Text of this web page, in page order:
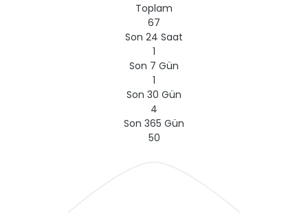
Toplam
67
Son 24 Saat
1
Son 7 Gün
1
Son 30 Gün
4
Son 365 Gün
50